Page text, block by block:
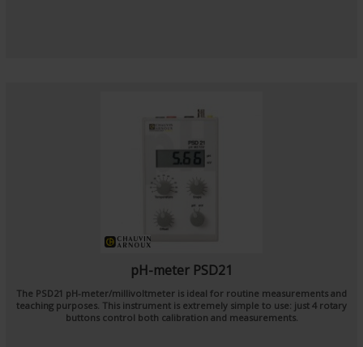
pH-meter PSD21
The PSD21 pH-meter/millivoltmeter is ideal for routine measurements and
teaching purposes. This instrument is extremely simple to use: just 4 rotary
buttons control both calibration and measurements.